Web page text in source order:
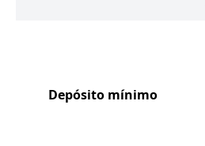
Depósito mínimo